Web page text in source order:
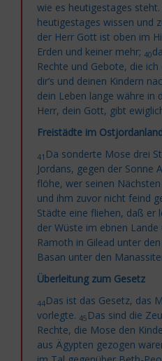
wie es heutigestages steht.
heutigestages wissen und
der Herr Gott ist oben im
Erden und keiner mehr; 40
Rechte und Gebote, die
dir’s und deinen Kindern
dein Leben lange währe in
Herr, dein Gott, gibt
Freistädte im
41 Da sonderte Mose drei
Jordans, gegen der Sonne
flöhe, wer seinen
und ihm zuvor nicht feind
Städte eine fliehen, daß er
der Wüste im ebnen
Ramoth in Gilead unter
Basan unter den
Überleitung zum Gesetz
44Das ist das Gesetz, das
vorlegte. 45 Das sind die
Rechte, die Mose den
aus Ägypten gezogen